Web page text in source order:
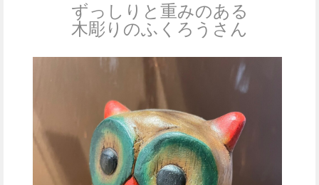
ずっしりと重みのある
木彫りのふくろうさん